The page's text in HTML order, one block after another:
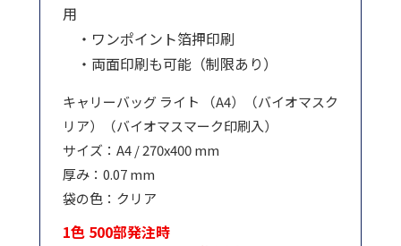
用
・ワンポイント箔押印刷
・両面印刷も可能（制限あり）
キャリーバッグ ライト （A4）（バイオマスク
リア）（バイオマスマーク印刷入）
サイズ：A4 / 270x400 mm
厚み：0.07 mm
袋の色：クリア
1色 500部発注時